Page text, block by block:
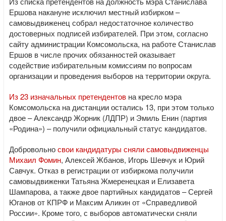
Ершова накануне исключил местный избирком –
самовыдвиженец собрал недостаточное количество
достоверных подписей избирателей. При этом, согласно
сайту администрации Комсомольска, на работе Станислав
Ершов в числе прочих обязанностей оказывает
содействие избирательным комиссиям по вопросам
организации и проведения выборов на территории округа.
Из 23 изначальных претендентов на кресло мэра
Комсомольска на дистанции остались 13, при этом только
двое – Александр Жорник (ЛДПР) и Эмиль Енин (партия
«Родина») – получили официальный статус кандидатов.
Добровольносвои кандидатуры сняли самовыдвиженцы
Михаил Фомин, Алексей Жбанов, Игорь Шевчук и Юрий
Савчук. Отказ в регистрации от избиркома получили
самовыдвиженки Татьяна Жмеренецкая и Елизавета
Шампарова, а также двое партийных кандидатов – Сергей
Юганов от КПРФ и Максим Аликин от «Справедливой
России». Кроме того, с выборов автоматически сняли